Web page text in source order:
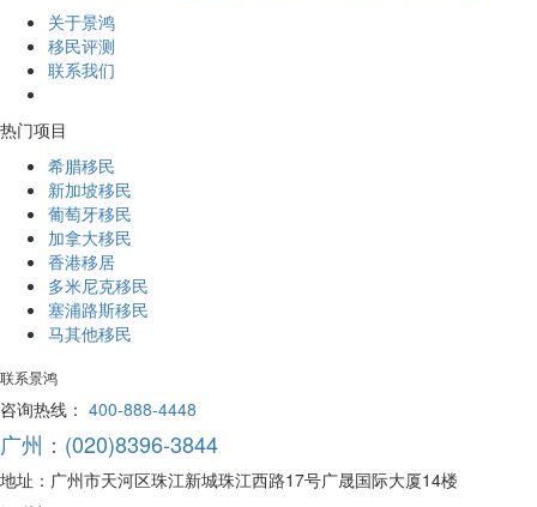
关于景鸿
移民评测
联系我们
热门项目
希腊移民
新加坡移民
葡萄牙移民
加拿大移民
香港移居
多米尼克移民
塞浦路斯移民
马其他移民
联系景鸿
咨询热线： 400-888-4448
广州：(020)8396-3844
地址：广州市天河区珠江新城珠江西路17号广晟国际大厦14楼